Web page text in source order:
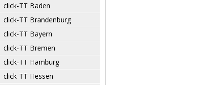
click-TT Baden
click-TT Brandenburg
click-TT Bayern
click-TT Bremen
click-TT Hamburg
click-TT Hessen